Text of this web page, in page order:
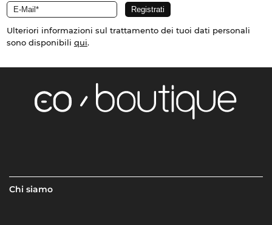
Ulteriori informazioni sul trattamento dei tuoi dati personali
sono disponibili qui.
Chi siamo